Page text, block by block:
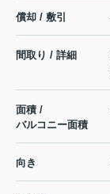
償却 / 敷引
間取り / 詳細
面積 /
バルコニー面積
向き